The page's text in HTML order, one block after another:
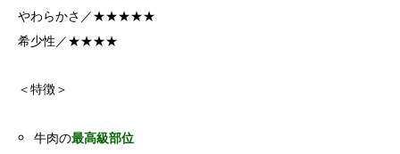
やわらかさ／★★★★★
希少性／★★★★
＜特徴＞
牛肉の最高級部位